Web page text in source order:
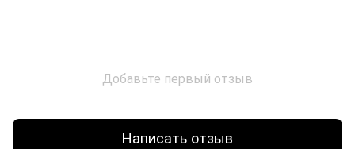
Добавьте первый отзыв
Написать отзыв